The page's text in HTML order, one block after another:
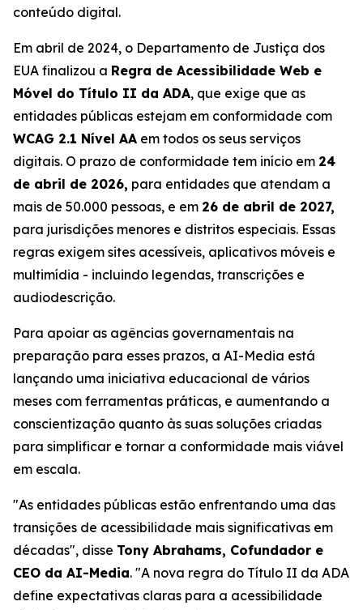
conteúdo digital.
Em abril de 2024, o Departamento de Justiça dos
EUA finalizou a Regra de Acessibilidade Web e
Móvel do Título II da ADA, que exige que as
entidades públicas estejam em conformidade com
WCAG 2.1 Nível AA em todos os seus serviços
digitais. O prazo de conformidade tem início em 24
de abril de 2026, para entidades que atendam a
mais de 50.000 pessoas, e em 26 de abril de 2027,
para jurisdições menores e distritos especiais. Essas
regras exigem sites acessíveis, aplicativos móveis e
multimídia - incluindo legendas, transcrições e
audiodescrição.
Para apoiar as agências governamentais na
preparação para esses prazos, a AI-Media está
lançando uma iniciativa educacional de vários
meses com ferramentas práticas, e aumentando a
conscientização quanto às suas soluções criadas
para simplificar e tornar a conformidade mais viável
em escala.
"As entidades públicas estão enfrentando uma das
transições de acessibilidade mais significativas em
décadas", disse Tony Abrahams, Cofundador e
CEO da AI-Media. "A nova regra do Título II da ADA
define expectativas claras para a acessibilidade